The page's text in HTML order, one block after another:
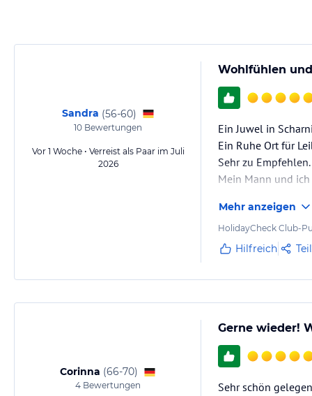
Sandra (56-60)
10 Bewertungen
Vor 1 Woche • Verreist als Paar im Juli
2026
Wohlfühlen
Ein Juwel in
Ein Ruhe Ort für
Sehr zu Empfehlen.
Mein Mann und
Mehr anzeigen
HolidayCheck Club-
Hilfreich
Corinna (66-70)
4 Bewertungen
Gerne wieder!
Sehr schön